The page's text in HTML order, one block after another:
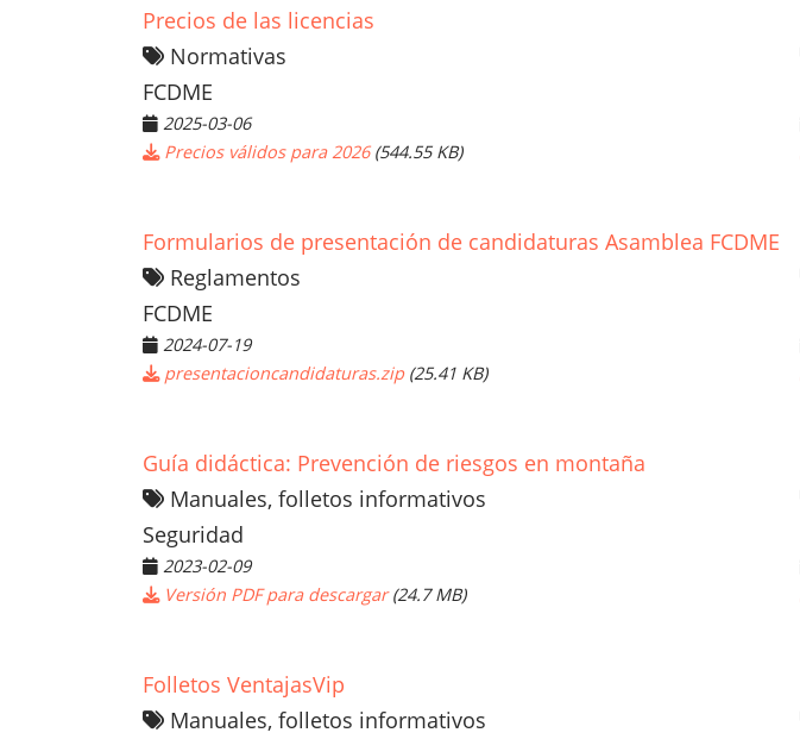
Precios de las licencias
Normativas
FCDME
2025-03-06
Precios válidos para 2026 (544.55 KB)
Formularios de presentación de candidaturas Asamblea FCDME
Reglamentos
FCDME
2024-07-19
presentacioncandidaturas.zip (25.41 KB)
Guía didáctica: Prevención de riesgos en montaña
Manuales, folletos informativos
Seguridad
2023-02-09
Versión PDF para descargar (24.7 MB)
Folletos VentajasVip
Manuales, folletos informativos